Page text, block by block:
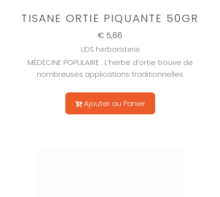
TISANE ORTIE PIQUANTE 50GR
€ 5,66
UDS herboristerie
MÉDECINE POPULAIRE : L’herbe d’ortie trouve de
nombreuses applications traditionnelles
Ajouter au Panier